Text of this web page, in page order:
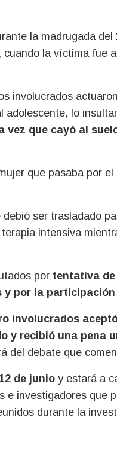
la madrugada del
, cuando la víctima fue
involucrados
lo
vez que cayó al
que pasaba por
debió ser trasladado
intensiva
por tentativa
por la participación
involucrados
y recibió una pena
del debate que
de junio y estará a
investigadores que
durante la